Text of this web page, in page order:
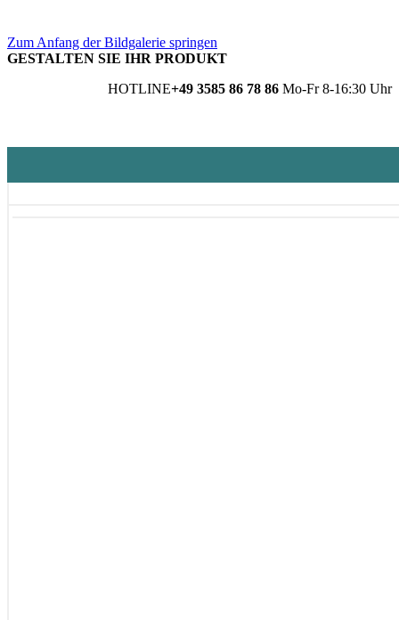
Zum Anfang der Bildgalerie springen
GESTALTEN SIE IHR PRODUKT
HOTLINE+49 3585 86 78 86 Mo-Fr 8-16:30 Uhr